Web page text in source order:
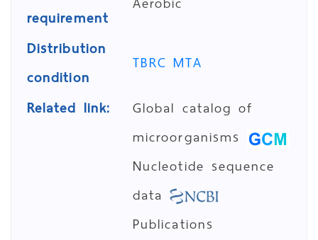
requirement
Distribution
condition
TBRC MTA
Related link:
Global catalog of
microorganisms
Nucleotide sequence
data
Publications